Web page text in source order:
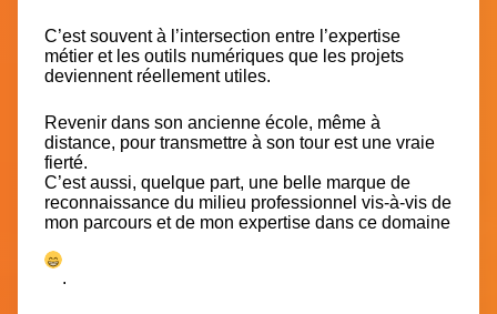
C’est souvent à l’intersection entre l’expertise
métier et les outils numériques que les projets
deviennent réellement utiles.
Revenir dans son ancienne école, même à
distance, pour transmettre à son tour est une vraie
fierté.
C’est aussi, quelque part, une belle marque de
reconnaissance du milieu professionnel vis-à-vis de
mon parcours et de mon expertise dans ce domaine
.